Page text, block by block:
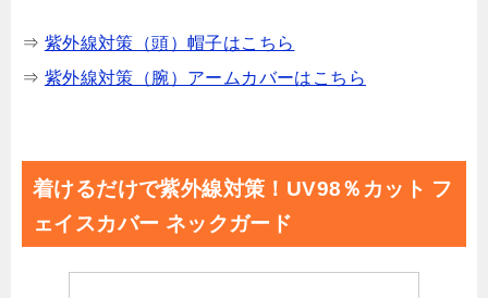
⇒ 紫外線対策（頭）帽子はこちら
⇒ 紫外線対策（腕）アームカバーはこちら
着けるだけで紫外線対策！UV98％カット フ
ェイスカバー ネックガード